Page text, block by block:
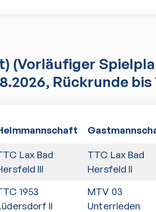
(Vorläufiger
Rückrunde bis
Lax Bad
III
TTC Lax Bad
Hersfeld II
1953
II
MTV 03
Unterrieden